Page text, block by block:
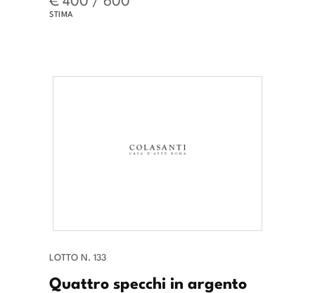
STIMA
LOTTO N. 133
Quattro specchi in argento